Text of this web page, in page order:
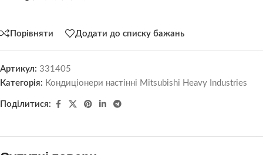
Порівняти Додати до списку бажань
Артикул: 331405
Категорія: Кондиціонери настінні Mitsubishi Heavy Industries
Поділитися: